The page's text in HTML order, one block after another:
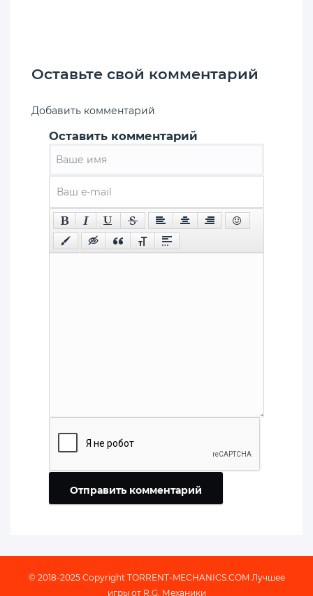
Оставьте свой комментарий
Добавить комментарий
Оставить комментарий
Отправить комментарий
© 2018-2025 Copyright TORRENT-MECHANICS.COM Лучшее
игры от R.G. Механики